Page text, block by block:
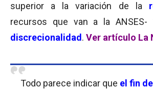
superior a la variación de la
recursos que van a la
discrecionalidad . Ver artículo La
Todo parece indicar que el fin